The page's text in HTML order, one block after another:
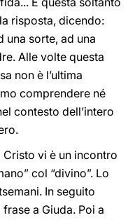
risposta, dicendo:
una sorte, ad una
Alle volte questa
non è l’ultima
comprendere né
contesto dell’intero
vi è un incontro
col “divino”. Lo
In seguito
a Giuda. Poi a